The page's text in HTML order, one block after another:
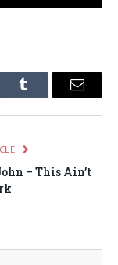
Tumblr Email
– This Ain’t